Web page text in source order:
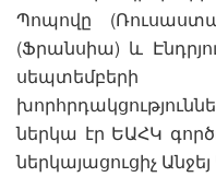
Պոպովը
(Ֆրանսիա) և
ներկա էր ԵԱՀԿ
ներկայացուցիչ